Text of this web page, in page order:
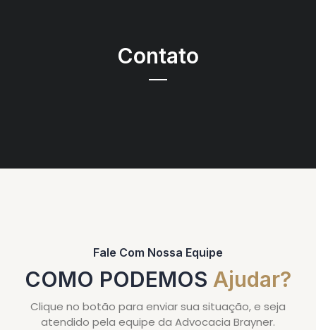
Contato
Fale Com Nossa Equipe
COMO PODEMOS Ajudar?
Clique no botão para enviar sua situação, e seja
atendido pela equipe da Advocacia Brayner.